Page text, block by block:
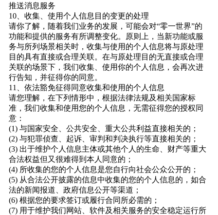
推送消息服务
10、收集、使用个人信息目的变更的处理
请你了解，随着我们业务的发展，可能会对“零一世界”的
功能和提供的服务有所调整变化。原则上，当新功能或服
务与所列场景相关时，收集与使用的个人信息将与原处理
目的具有直接或合理关联。在与原处理目的无直接或合理
关联的场景下，我们收集、使用你的个人信息，会再次进
行告知，并征得你的同意。
11、依法豁免征得同意收集和使用的个人信息
请您理解，在下列情形中，根据法律法规及相关国家标
准，我们收集和使用您的个人信息，无需征得您的授权同
意：
(1) 与国家安全、公共安全、重大公共利益直接相关的；
(2) 与犯罪侦查、起诉、审判和判决执行等直接相关的；
(3) 出于维护个人信息主体或其他个人的生命、财产等重大
合法权益但又很难得到本人同意的；
(4) 所收集的您的个人信息是您自行向社会公众公开的；
(5) 从合法公开披露的信息中收集的您的个人信息的，如合
法的新闻报道、政府信息公开等渠道；
(6) 根据您的要求签订或履行合同所必需的；
(7) 用于维护我们网站、软件及相关服务的安全稳定运行所